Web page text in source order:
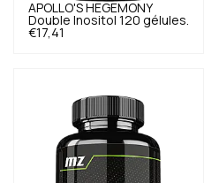
APOLLO'S HEGEMONY
Double Inositol 120 gélules.
€17,41